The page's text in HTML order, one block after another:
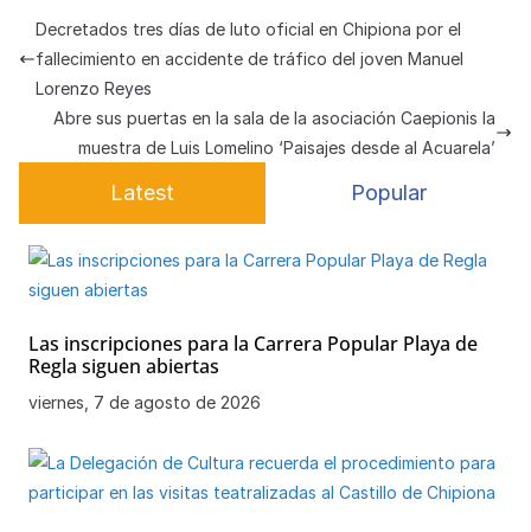
s
A
p
p
e
b
o
o
k
gr
a
m
s
k
y
h
at
e
a
m
e
tir
Decretados tres días de luto oficial en Chipiona por el
fallecimiento en accidente de tráfico del joven Manuel
Lorenzo Reyes
Abre sus puertas en la sala de la asociación Caepionis la
muestra de Luis Lomelino ‘Paisajes desde al Acuarela’
Latest Popular
Las inscripciones para la Carrera Popular Playa de
Regla siguen abiertas
viernes, 7 de agosto de 2026